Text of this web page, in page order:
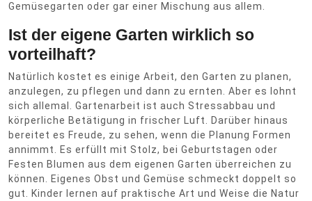
Gemüsegarten oder gar einer Mischung aus allem.
Ist der eigene Garten wirklich so
vorteilhaft?
Natürlich kostet es einige Arbeit, den Garten zu planen,
anzulegen, zu pflegen und dann zu ernten. Aber es lohnt
sich allemal. Gartenarbeit ist auch Stressabbau und
körperliche Betätigung in frischer Luft. Darüber hinaus
bereitet es Freude, zu sehen, wenn die Planung Formen
annimmt. Es erfüllt mit Stolz, bei Geburtstagen oder
Festen Blumen aus dem eigenen Garten überreichen zu
können. Eigenes Obst und Gemüse schmeckt doppelt so
gut. Kinder lernen auf praktische Art und Weise die Natur